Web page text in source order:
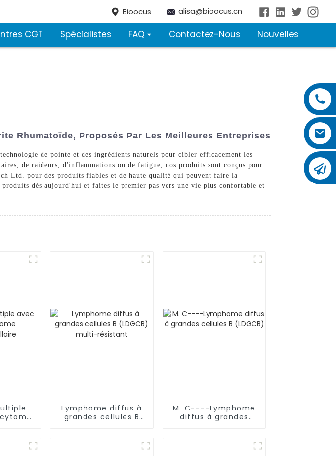
Bioocus alisa@bioocus.cn
CGT Spécialistes FAQ Contactez-Nous Nouvelles
Rhumatoïde, Proposés Par Les Meilleures Entreprises
de pointe et des ingrédients naturels pour cibler efficacement les
de raideurs, d'inflammations ou de fatigue, nos produits sont conçus pour
Ltd. pour des produits fiables et de haute qualité qui peuvent faire la
dès aujourd'hui et faites le premier pas vers une vie plus confortable et
Lymphome diffus à
grandes cellules B
M. C----Lymphome
diffus à grandes